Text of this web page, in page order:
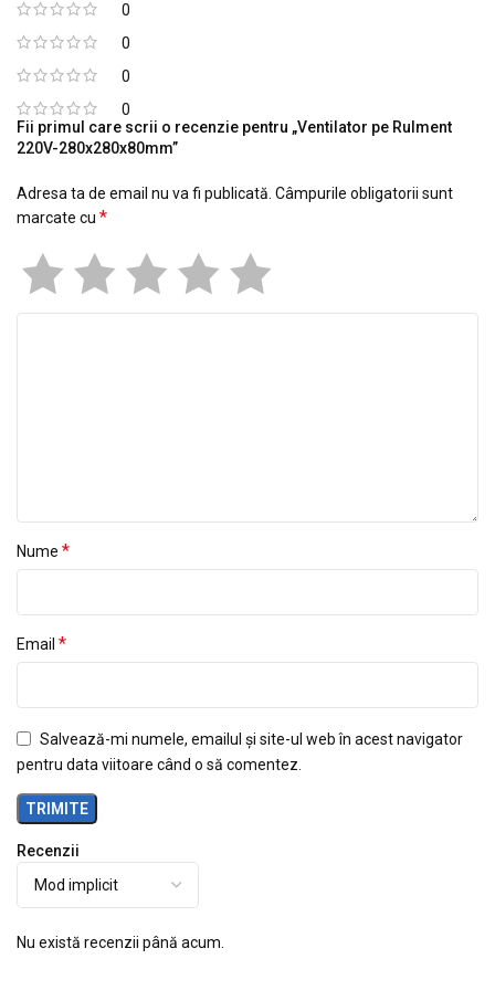
0
0
0
0
Recenzii
Nu există recenzii până acum.
Fii primul care scrii o recenzie pentru „Ventilator pe Rulment
220V-280x280x80mm”
Adresa ta de email nu va fi publicată. Câmpurile obligatorii sunt
marcate cu *
Nume *
Email *
Salvează-mi numele, emailul și site-ul web în acest navigator
pentru data viitoare când o să comentez.